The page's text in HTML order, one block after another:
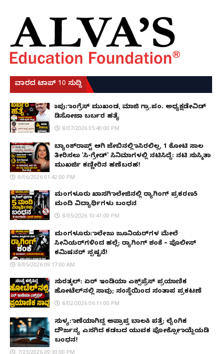
ವಾರದ ಟಾಪ್ 10 ಸುದ್ದಿ
ಕಾಪು: ಕಾಂಗ್ರೆಸ್ ಮುಖಂಡ, ಮಾಜಿ ಗ್ರಾ.ಪಂ. ಅಧ್ಯಕ್ಷಡೇವಿಡ್
ಡಿಸೋಜಾ ಬರ್ಬರ ಹತ್ಯೆ
8/07/2026 05:40:00 PM
ಬ್ಯಾಂಕ್‌ರಾಪ್ಟ್‌ ಆಗಿ ಜೇಬಿನಲ್ಲಿ ಕಾಸಿರಲಿಲ್ಲ, ₹1 ಕೋಟಿ ಸಾಲ
ತೀರಿಸಲು 'ಸಿ-ಗ್ರೇಡ್' ಸಿನಿಮಾಗಳಲ್ಲಿ ನಟಿಸಿದ್ದೆ: ನಟಿ ಸುಸ್ಮಿತಾ
ಮುಖರ್ಜಿ ಕಣ್ಣೀರಿನ ಹಣೆಬರಹ!
8/06/2026 01:42:00 PM
ಮಂಗಳೂರು ಖಾಸಗಿ ಕಾಲೇಜಿನಲ್ಲಿ ರ‌್ಯಾಗಿಂಗ್ ಪ್ರಕರಣ5
ಮಂದಿ ವಿದ್ಯಾರ್ಥಿಗಳು ಬಂಧನ
8/05/2026 10:41:00 PM
ಮಂಗಳೂರು: ಕಾಲೇಜು ಜೂನಿಯರ್‌ಗಳ ಮೇಲೆ
ಸೀನಿಯರ್‌ಗಳಿಂದ ಹಲ್ಲೆ; ರ‌್ಯಾಗಿಂಗ್ ಶಂಕೆ – ಪೊಲೀಸ್
ಕಮಿಷನರ್ ಸ್ಪಷ್ಟನೆ!
8/05/2026 09:17:00 AM
ಸುರತ್ಕಲ್: ಏರ್ ಇಂಡಿಯಾ ಎಕ್ಸ್‌ಪ್ರೆಸ್ ಪ್ರಯಾಣಿಕ
ಹೋಟೆಲ್‌ನಲ್ಲಿ ಸಾವು; ಸಂಸ್ಥೆಯಿಂದ ಸಂತಾಪ ಪ್ರಕಟಣೆ
8/02/2026 06:11:00 PM
ಸುಳ್ಯ: ಕಾಣೆಯಾಗಿದ್ದ ಅಪ್ರಾಪ್ತ ಬಾಲಕಿ ಪತ್ತೆ; ಲೈಂಗಿಕ
ದೌರ್ಜನ್ಯ ಎಸಗಿದ ಕಡಬದ ಯುವಕ ಪೋಕ್ಸೋ ಕಾಯ್ದೆಯಡಿ
ಬಂಧನ!
7/23/2026 09:30:00 PM